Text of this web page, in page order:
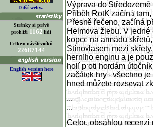
Další weby...
Stránky si právě
prohlíží 1162 lidí
Celkem návštěvníků
22687144
English version here
Výprava do Středozemě
Příběh RotK začíná
Přesně řečeno, začíná
Helmova žlebu. V
kopce na armádu
Stínovlasem mezi
herního enginu a je
holí proti hordám
začátek hry - všechno
hned můžete rozsévat
...
...
Celou obsáhlou recenzi